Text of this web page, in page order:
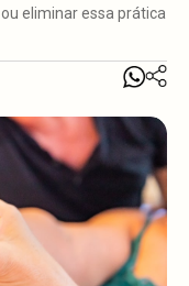
eliminar essa prática